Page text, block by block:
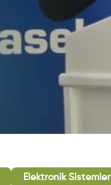
Elektronik Sistemler